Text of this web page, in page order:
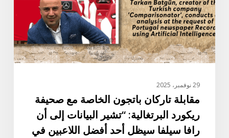
ريكورد
البرتغالية:
“تشير
البيانات
سيظل
29 نوفمبر، 2025
مقابلة تاركان باتجون الخاصة مع صحيفة
ريكورد البرتغالية: “تشير البيانات إلى أن
رافا سيلفا سيظل أحد أفضل اللاعبين في